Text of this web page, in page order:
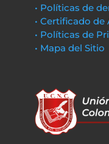
• Políticas de
• Certificado
• Políticas de
• Mapa del Sitio